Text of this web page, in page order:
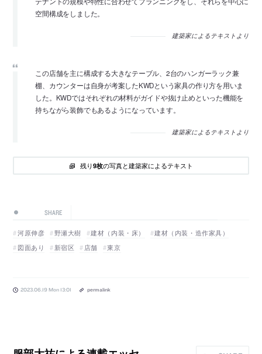
空間構成をしました。
建築家によるテキストより
この店舗を主に構成する大きなテーブル、2台のハンガーラック兼
棚、カウンターは自身が考案したKWDという家具の作り方を用いま
した。KWDではそれぞれの材料がガイドや抜け止めといった機能を
持ちながら装飾でもあるようになっています。
建築家によるテキストより
残り9枚の写真と建築家によるテキスト
SHARE
河原伸彦 野瀬大樹 建材（内装・床）
建材（内装・造作家具）
図面あり
新宿区 店舗 東京
2023.06.19 Mon 13:01 permalink